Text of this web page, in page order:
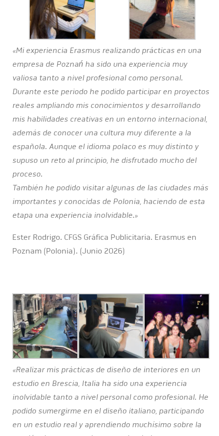
«Mi experiencia Erasmus realizando prácticas en una
empresa de Poznań ha sido una experiencia muy
valiosa tanto a nivel profesional como personal.
Durante este periodo he podido participar en proyectos
reales ampliando mis conocimientos y desarrollando
mis habilidades creativas en un entorno internacional,
además de conocer una cultura muy diferente a la
española. Aunque el idioma polaco es muy distinto y
supuso un reto al principio, he disfrutado mucho del
proceso.
También he podido visitar algunas de las ciudades más
importantes y conocidas de Polonia, haciendo de esta
etapa una experiencia inolvidable.»
Ester Rodrigo. CFGS Gráfica Publicitaria. Erasmus en
Poznam (Polonia). (Junio 2026)
«Realizar mis prácticas de diseño de interiores en un
estudio en Brescia, Italia ha sido una experiencia
inolvidable tanto a nivel personal como profesional. He
podido sumergirme en el diseño italiano, participando
en un estudio real y aprendiendo muchísimo sobre la